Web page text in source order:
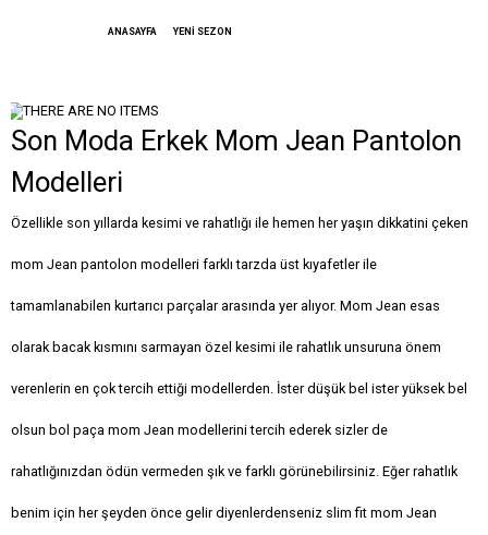
ANASAYFA YENİ SEZON
Son Moda Erkek Mom Jean Pantolon
Modelleri
Özellikle son yıllarda kesimi ve rahatlığı ile hemen her yaşın dikkatini çeken
mom Jean pantolon modelleri farklı tarzda üst kıyafetler ile
tamamlanabilen kurtarıcı parçalar arasında yer alıyor. Mom Jean esas
olarak bacak kısmını sarmayan özel kesimi ile rahatlık unsuruna önem
verenlerin en çok tercih ettiği modellerden. İster düşük bel ister yüksek bel
olsun bol paça mom Jean modellerini tercih ederek sizler de
rahatlığınızdan ödün vermeden şık ve farklı görünebilirsiniz. Eğer rahatlık
benim için her şeyden önce gelir diyenlerdenseniz slim fit mom Jean